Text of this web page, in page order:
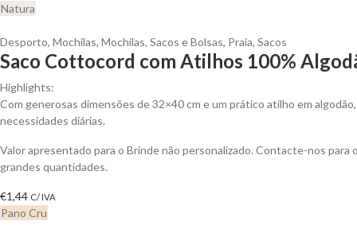
Natura
Desporto, Mochilas, Mochilas, Sacos e Bolsas, Praia, Sacos
Saco Cottocord com Atilhos 100%
Highlights:
Com generosas dimensões de 32×40 cm e um prático atilho em
necessidades diárias.
Valor apresentado para o Brinde não personalizado. Contacte-nos
grandes quantidades.
€1,44 C/ IVA
Pano Cru